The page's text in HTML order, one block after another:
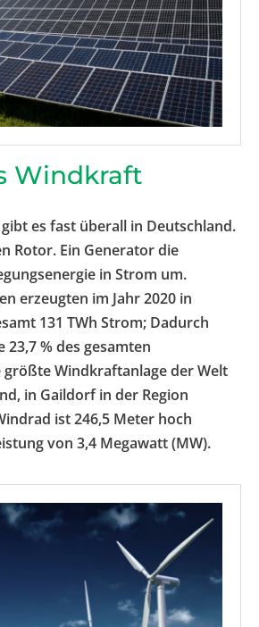
Windkraft
es fast überall in Deutschland.
Rotor. Ein Generator die
in Strom um.
erzeugten im Jahr 2020 in
131 TWh Strom; Dadurch
23,7 % des gesamten
Windkraftanlage der Welt
in Gaildorf in der Region
ist 246,5 Meter hoch
von 3,4 Megawatt (MW).